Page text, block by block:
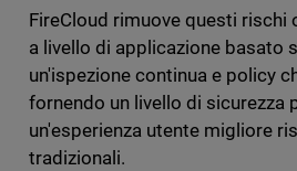
FireCloud rimuove questi rischi
a livello di applicazione basato
un'ispezione continua e policy
fornendo un livello di sicurezza
un'esperienza utente migliore
tradizionali.